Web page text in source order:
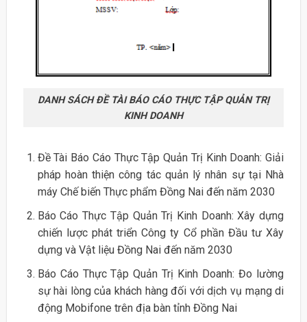
DANH SÁCH ĐỀ TÀI BÁO CÁO THỰC TẬP QUẢN TRỊ
KINH DOANH
Đề Tài Báo Cáo Thực Tập Quản Trị Kinh Doanh: Giải
pháp hoàn thiện công tác quản lý nhân sự tại Nhà
máy Chế biến Thực phẩm Đồng Nai đến năm 2030
Báo Cáo Thực Tập Quản Trị Kinh Doanh: Xây dựng
chiến lược phát triển Công ty Cổ phần Đầu tư Xây
dựng và Vật liệu Đồng Nai đến năm 2030
Báo Cáo Thực Tập Quản Trị Kinh Doanh: Đo lường
sự hài lòng của khách hàng đối với dịch vụ mạng di
động Mobifone trên địa bàn tỉnh Đồng Nai